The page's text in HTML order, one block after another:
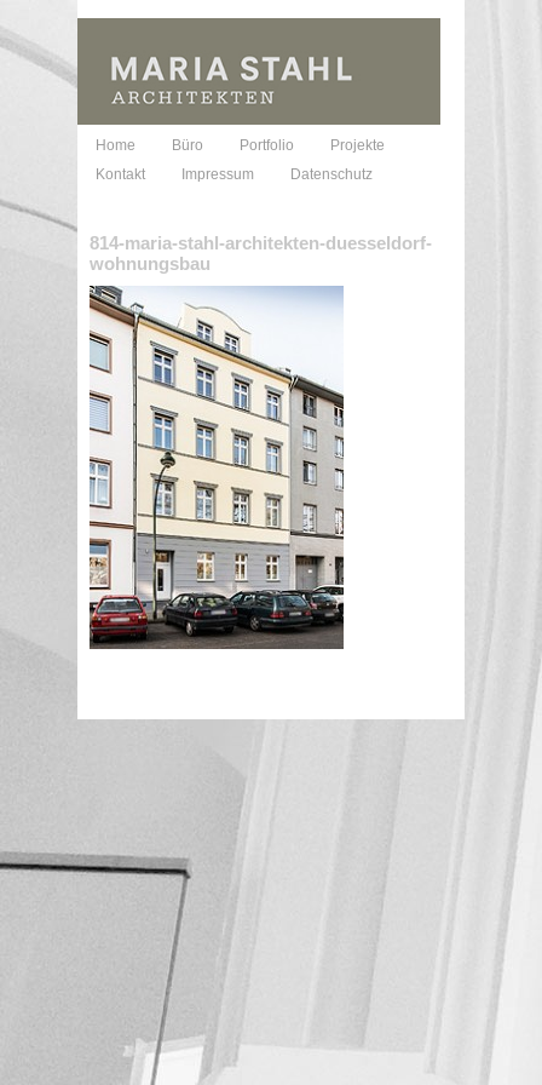
Home Büro Portfolio
Projekte
Kontakt
Impressum Datenschutz
814-maria-stahl-architekten-duesseldorf-
wohnungsbau